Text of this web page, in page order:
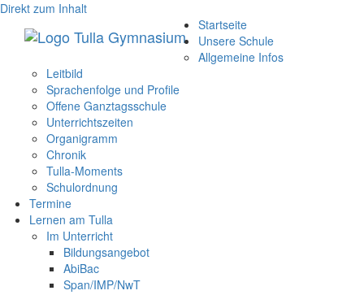
Direkt zum Inhalt
Startseite
Unsere Schule
Allgemeine Infos
Leitbild
Sprachenfolge und Profile
Offene Ganztagsschule
Unterrichtszeiten
Organigramm
Chronik
Tulla-Moments
Schulordnung
Termine
Lernen am Tulla
Im Unterricht
Bildungsangebot
AbiBac
Span/IMP/NwT